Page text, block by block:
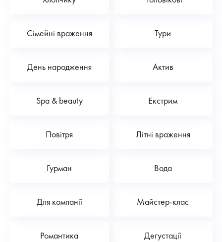
Сімейні враження Тури
День народження Актив
Spa & beauty Екстрим
Повітря Літні враження
Гурман Вода
Для компанії Майстер-клас
Романтика Дегустації